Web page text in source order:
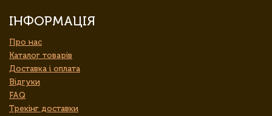
ІНФОРМАЦІЯ
Про нас
Каталог товарів
Доставка і оплата
Відгуки
FAQ
Трекінг доставки